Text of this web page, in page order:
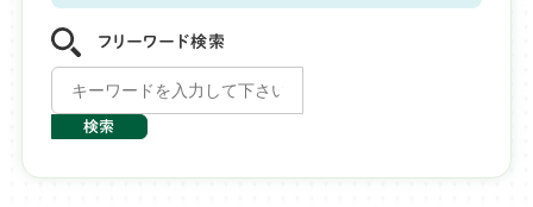
フリーワード検索
検索